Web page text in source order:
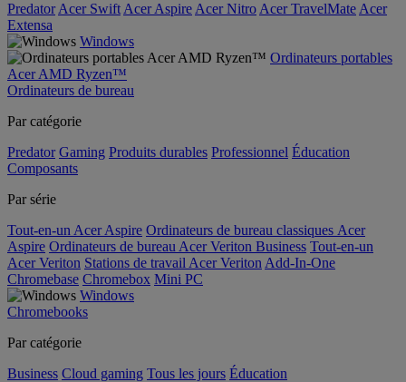
Predator Acer Swift Acer Aspire Acer Nitro Acer TravelMate Acer
Extensa
Windows
Ordinateurs portables
Acer AMD Ryzen™
Ordinateurs de bureau
Par catégorie
Predator Gaming Produits durables Professionnel Éducation
Composants
Par série
Tout-en-un Acer Aspire Ordinateurs de bureau classiques Acer
Aspire Ordinateurs de bureau Acer Veriton Business Tout-en-un
Acer Veriton Stations de travail Acer Veriton Add-In-One
Chromebase Chromebox Mini PC
Windows
Chromebooks
Par catégorie
Business Cloud gaming Tous les jours Éducation